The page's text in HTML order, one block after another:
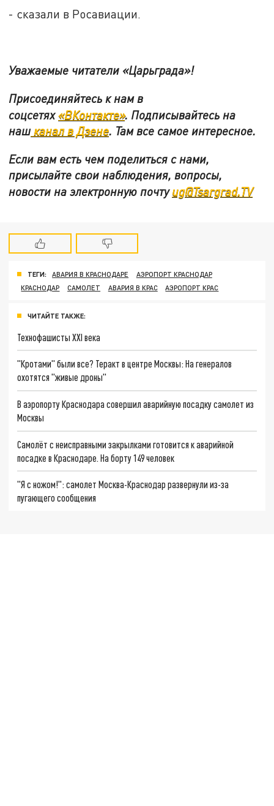
- сказали в Росавиации.
Уважаемые читатели «Царьграда»!
Присоединяйтесь к нам в
соцсетях«ВКонтакте». Подписывайтесь на
нашканал в Дзене. Там все самое интересное.
Если вам есть чем поделиться с нами,
присылайте свои наблюдения, вопросы,
новости на электронную почтуug@Tsargrad.TV
ТЕГИ: АВАРИЯ В КРАСНОДАРЕ
АЭРОПОРТ КРАСНОДАР
КРАСНОДАР
САМОЛЕТ АВАРИЯ В КРАС АЭРОПОРТ КРАС
ЧИТАЙТЕ ТАКЖЕ:
Технофашисты XXI века
"Кротами" были все? Теракт в центре Москвы: На генералов
охотятся "живые дроны"
В аэропорту Краснодара совершил аварийную посадку самолет из
Москвы
Самолёт с неисправными закрылками готовится к аварийной
посадке в Краснодаре. На борту 149 человек
"Я с ножом!": самолет Москва-Краснодар развернули из-за
пугающего сообщения